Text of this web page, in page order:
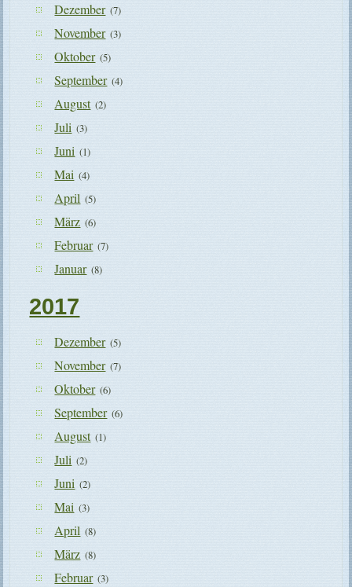
Dezember (7)
November (3)
Oktober (5)
September (4)
August (2)
Juli (3)
Juni (1)
Mai (4)
April (5)
März (6)
Februar (7)
Januar (8)
2017
Dezember (5)
November (7)
Oktober (6)
September (6)
August (1)
Juli (2)
Juni (2)
Mai (3)
April (8)
März (8)
Februar (3)